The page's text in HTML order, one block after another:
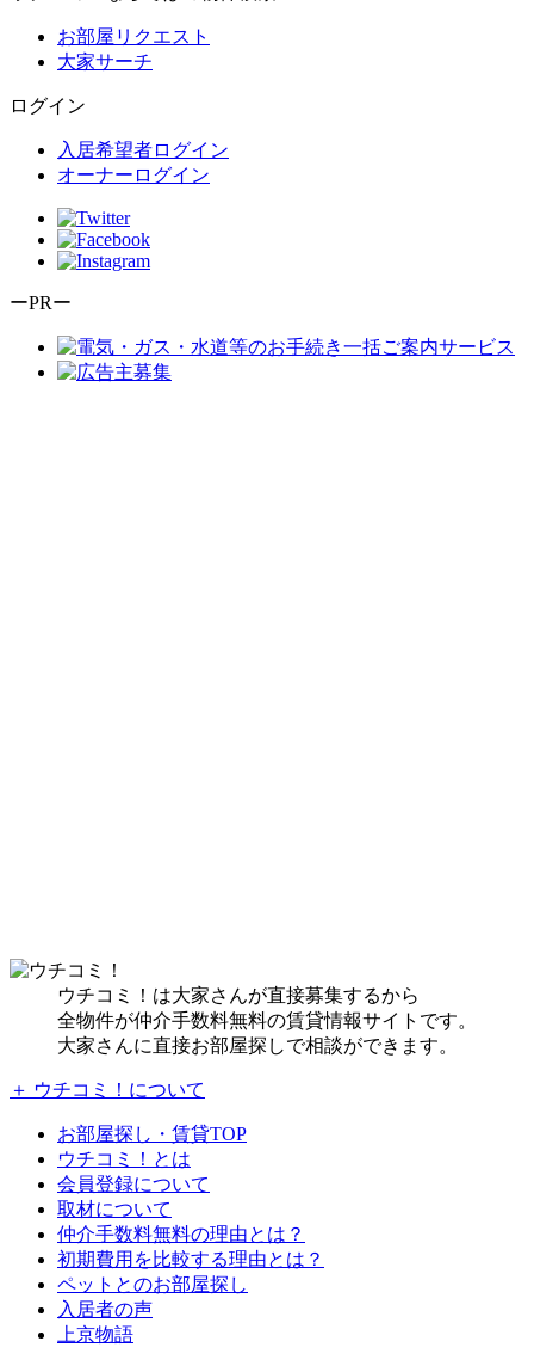
お部屋リクエスト
大家サーチ
ログイン
入居希望者ログイン
オーナーログイン
ーPRー
ウチコミ！は大家さんが直接募集するから
全物件が仲介手数料無料の賃貸情報サイトです。
大家さんに直接お部屋探しで相談ができます。
＋ ウチコミ！について
お部屋探し・賃貸TOP
ウチコミ！とは
会員登録について
取材について
仲介手数料無料の理由とは？
初期費用を比較する理由とは？
ペットとのお部屋探し
入居者の声
上京物語